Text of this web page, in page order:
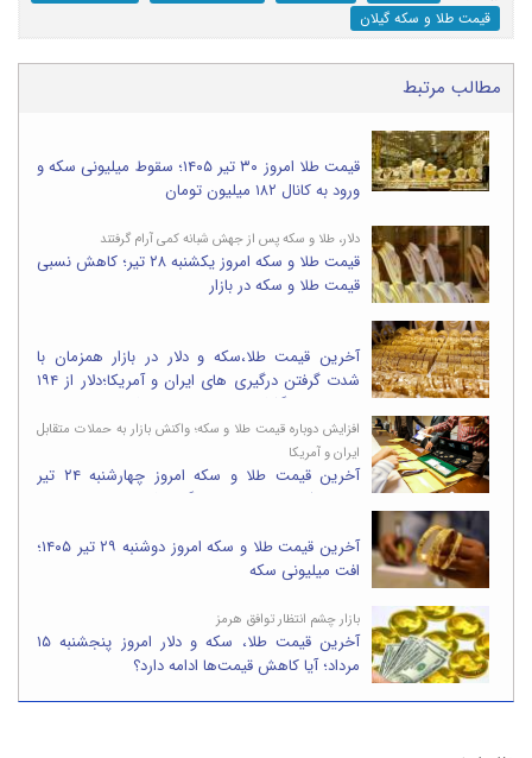
قیمت طلا و سکه گیلان
مطالب مرتبط
قیمت طلا امروز ۳۰ تیر ۱۴۰۵؛ سقوط میلیونی سکه و
ورود به کانال ۱۸۲ میلیون تومان
دلار، طلا و سکه پس از جهش شبانه کمی آرام گرفتند
قیمت طلا و سکه امروز یکشنبه ۲۸ تیر؛ کاهش نسبی
قیمت طلا و سکه در بازار
آخرین قیمت طلا،سکه و دلار در بازار همزمان با
شدت گرفتن درگیری های ایران و آمریکا؛دلار از ۱۹۴
هزار تومان گذشت،طلا ۱۹ میلیونی شد
افزایش دوباره قیمت طلا و سکه؛ واکنش بازار به حملات متقابل
ایران و آمریکا
آخرین قیمت طلا و سکه امروز چهارشنبه ۲۴ تیر
آخرین قیمت طلا و سکه امروز دوشنبه ۲۹ تیر ۱۴۰۵؛
افت میلیونی سکه
بازار چشم انتظار توافق هرمز
آخرین قیمت طلا، سکه و دلار امروز پنجشنبه ۱۵
مرداد؛ آیا کاهش قیمت‌ها ادامه دارد؟